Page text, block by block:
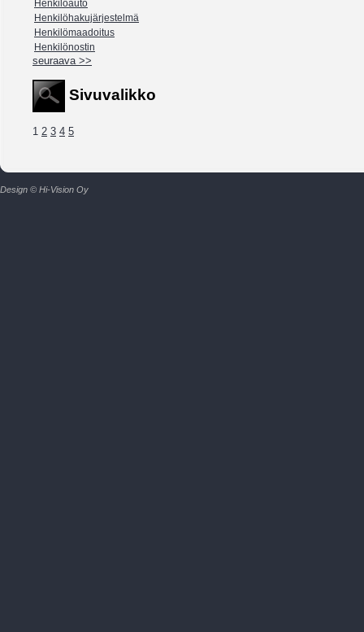
Henkilöauto
Henkilöhakujärjestelmä
Henkilömaadoitus
Henkilönostin
seuraava >>
Sivuvalikko
1 2 3 4 5
Design © Hi-Vision Oy